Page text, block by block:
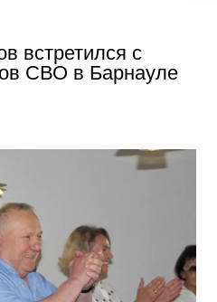
встретился с
СВО в Барнауле